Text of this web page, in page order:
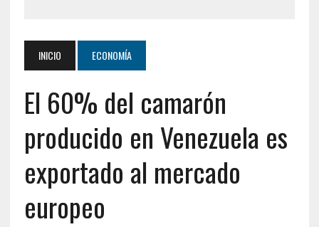
INICIO ECONOMÍA
El 60% del camarón
producido en Venezuela es
exportado al mercado
europeo